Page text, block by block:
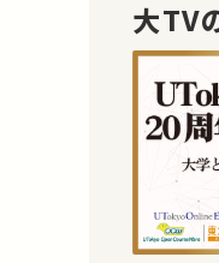
大TV
ュケ